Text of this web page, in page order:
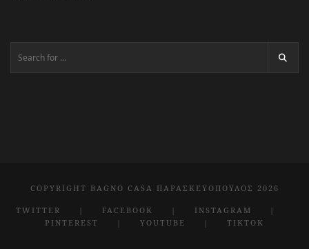
COPYRIGHT BAGNO CASA ΠΑΡΑΣΚΕΥΌΠΟΥΛΟΣ 2026
TWITTER FACEBOOK
INSTAGRAM
PINTEREST
YOUTUBE TIKTOK